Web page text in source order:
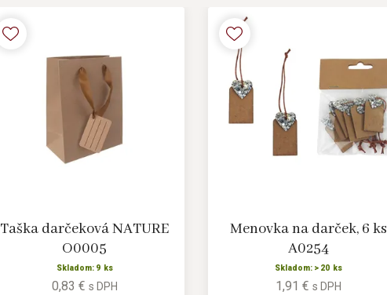
Taška darčeková NATURE
O0005
Skladom: 9 ks
0,83 € s DPH
Menovka na darček, 6 ks
A0254
Skladom: > 20 ks
1,91 € s DPH